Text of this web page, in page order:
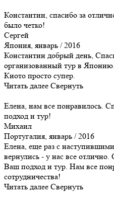
Константин, спасибо за
было четко!
Сергей
Япония, январь / 2016
Константин добрый день,
организованный тур в
Киото просто супер.
Читать далее Свернуть
Елена, нам все понравилось.
подход и тур!
Михаил
Португалия, январь / 2016
Елена, еще раз с
вернулись - у нас все отлично.
Ваш подход и тур. Нам все
сотрудничества!
Читать далее Свернуть